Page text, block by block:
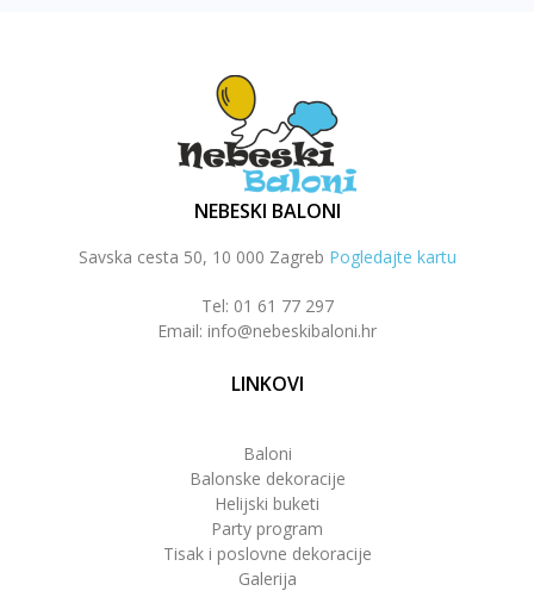
NEBESKI BALONI
Savska cesta 50, 10 000 Zagreb Pogledajte kartu
Tel: 01 61 77 297
Email: info@nebeskibaloni.hr
LINKOVI
Baloni
Balonske dekoracije
Helijski buketi
Party program
Tisak i poslovne dekoracije
Galerija